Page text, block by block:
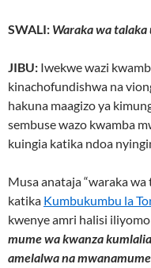
SWALI: Waraka wa
JIBU: Iwekwe wazi
kinachofundishwa na
hakuna maagizo ya
sembuse wazo kwamba
kuingia katika ndoa
Musa anataja “waraka
katika Kumbukumbu la
kwenye amri halisi
mume wa kwanza
amelalwa na